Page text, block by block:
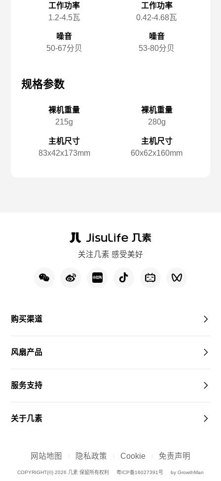
工作功率
1.2-4.5瓦
噪音
50-67分贝
规格参数
裸机重量
215g
主机尺寸
83x️42x️173mm
工作功率
0.42-4.68瓦
噪音
53-80分贝
裸机重量
280g
主机尺寸
60x️62x️160mm
关注几素 感受美好
购买渠道
风扇产品
服务支持
关于几素
COPYRIGHT(©) 2026 几素 保留所有权利 粤ICP备16027391号 by GrowthMan
网站地图 隐私政策 Cookie 免责声明